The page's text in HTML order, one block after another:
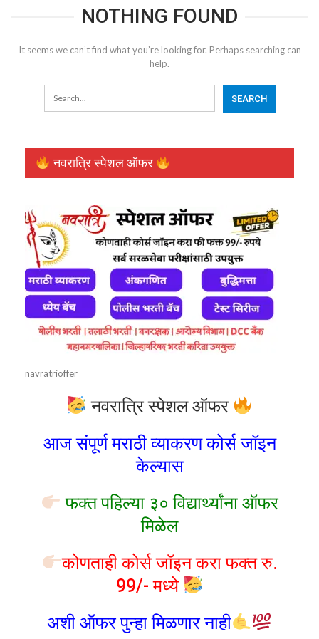
NOTHING FOUND
It seems we can’t find what you’re looking for. Perhaps searching can
help.
नवरात्रि स्पेशल ऑफर
navratrioffer
नवरात्रि स्पेशल ऑफर
आज संपूर्ण मराठी व्याकरण कोर्स जॉइन
केल्यास
फक्त पहिल्या ३० विद्यार्थ्यांना ऑफर
मिळेल
कोणताही कोर्स जॉइन करा फक्त रु.
99/- मध्ये
अशी ऑफर पुन्हा मिळणार नाही